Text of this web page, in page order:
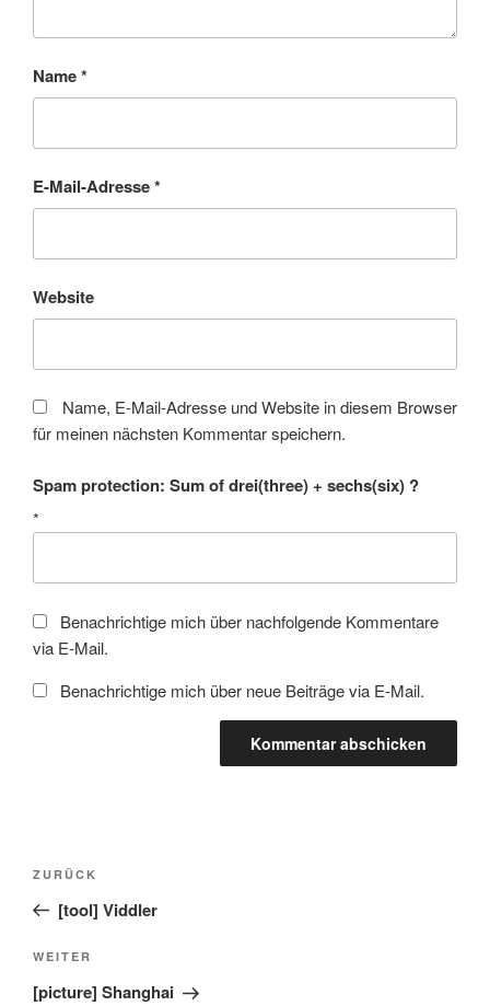
Name*
E-Mail-Adresse*
Website
Name, E-Mail-Adresse und Website in diesem Browser
für meinen nächsten Kommentar speichern.
Spam protection: Sum of drei(three) + sechs(six) ?
*
Benachrichtige mich über nachfolgende Kommentare
via E-Mail.
Benachrichtige mich über neue Beiträge via E-Mail.
Beitragsnavigation
Vorheriger
Beitrag
ZURÜCK
[tool] Viddler
Nächster
Beitrag
WEITER
[picture] Shanghai